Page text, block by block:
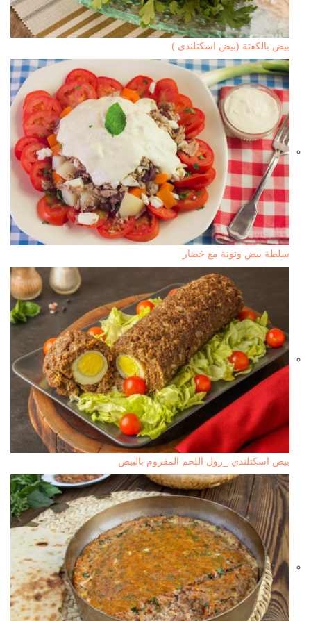
بيض بالكفتة (بيض اسكتلندى )
سلطة بيض وتونة مع خضار
بيض اسكتلندي _رول اللحم المفروم بالبيض